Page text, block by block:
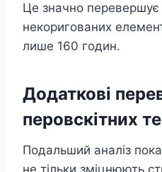
Це значно перевершує
некоригованих
лише 160 годин.
Додаткові
перовскітних
Подальший аналіз